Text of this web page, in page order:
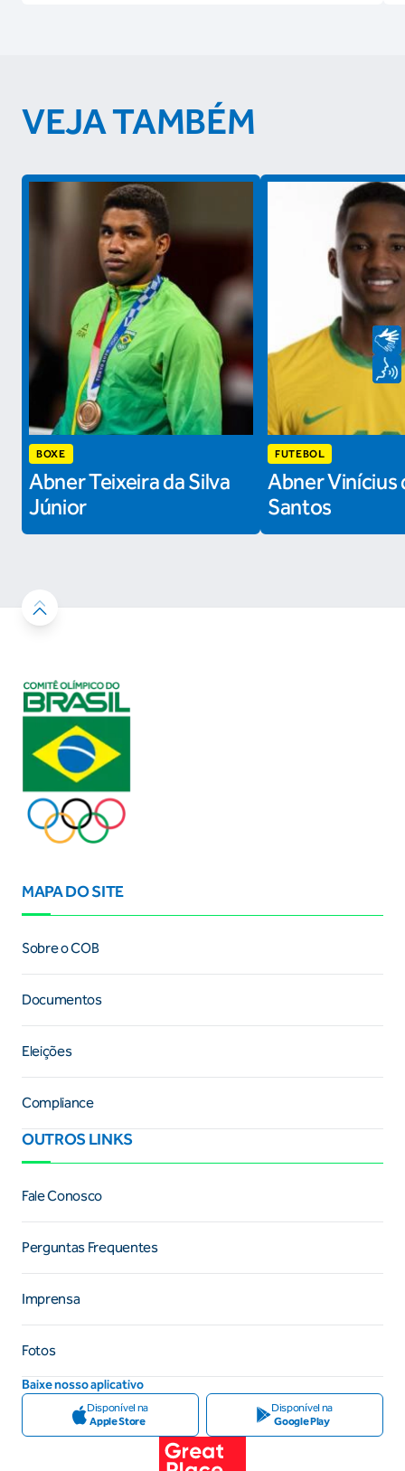
VEJA TAMBÉM
BOXE
Abner Teixeira da Silva
Júnior
FUTEBOL
Abner Vinícius
Santos
MAPA DO SITE
Sobre o COB
Documentos
Eleições
Compliance
OUTROS LINKS
Fale Conosco
Perguntas Frequentes
Imprensa
Fotos
Baixe nosso aplicativo
Disponível na
Apple Store
Disponível na
Google Play